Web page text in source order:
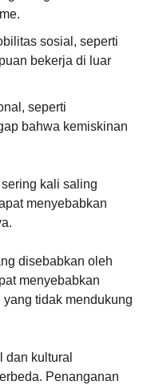
sosial , seperti
bekerja di luar
, seperti
bahwa kemiskinan
kali saling
menyebabkan
disebabkan oleh
menyebabkan
tidak mendukung
dan kultural
Penanganan